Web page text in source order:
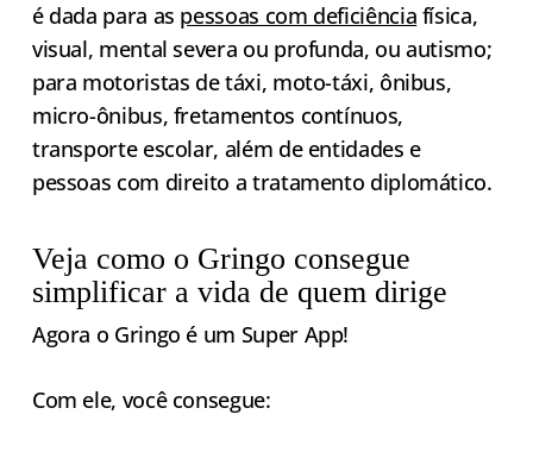
é dada para as pessoas com deficiência física,
visual, mental severa ou profunda, ou autismo;
para motoristas de táxi, moto-táxi, ônibus,
micro-ônibus, fretamentos contínuos,
transporte escolar, além de entidades e
pessoas com direito a tratamento diplomático.
Veja como o Gringo consegue
simplificar a vida de quem dirige
Agora o Gringo é um Super App!
Com ele, você consegue: